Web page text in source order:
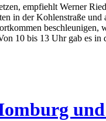
empfiehlt Werner
in der Kohlenstraße
10 bis 13 Uhr gab es